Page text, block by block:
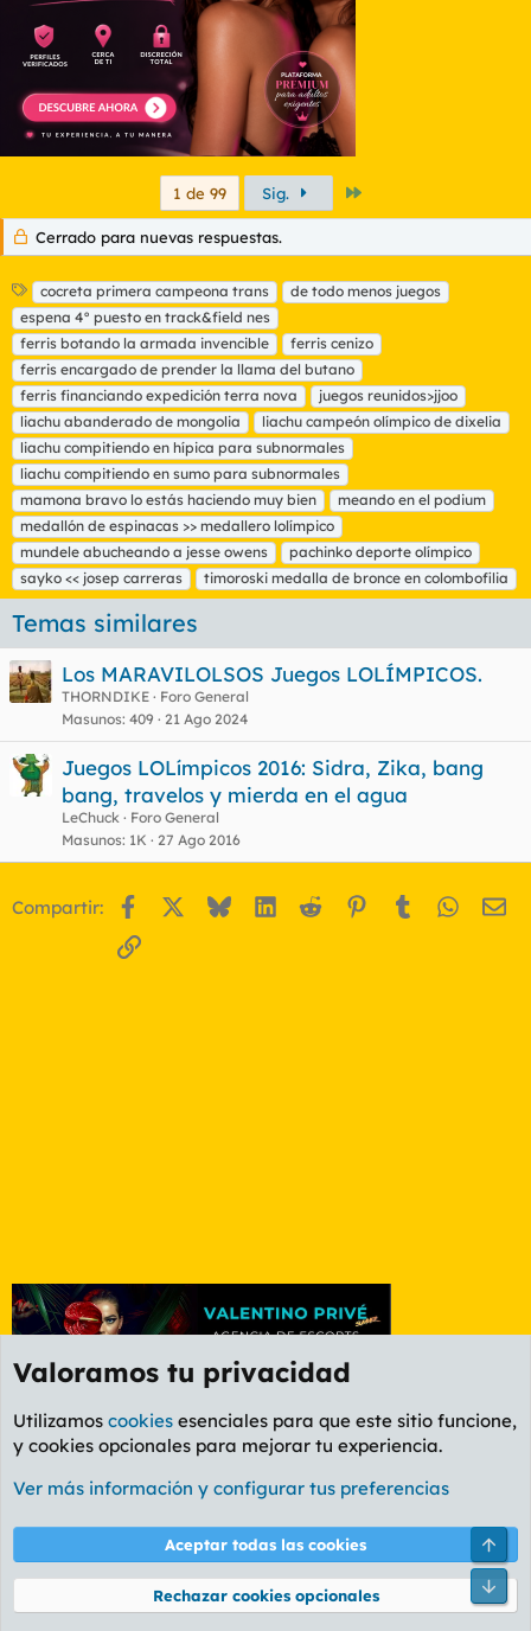
1 de 99 Sig.
Cerrado para nuevas respuestas.
E
t
i
q
u
e
t
a
s
cocreta primera campeona trans
de todo menos juegos
espena 4° puesto en track&field nes
ferris botando la armada invencible
ferris cenizo
ferris encargado de prender la llama del butano
ferris financiando expedición terra nova
juegos reunidos>jjoo
liachu abanderado de mongolia
liachu campeón olímpico de dixelia
liachu compitiendo en hípica para subnormales
liachu compitiendo en sumo para subnormales
mamona bravo lo estás haciendo muy bien
meando en el podium
medallón de espinacas >> medallero lolímpico
mundele abucheando a jesse owens
pachinko deporte olímpico
sayko << josep carreras
timoroski medalla de bronce en colombofilia
Temas similares
Los MARAVILOLSOS Juegos LOLÍMPICOS.
THORNDIKE
Foro General
Masunos 409 21 Ago 2024
Juegos LOLímpicos 2016: Sidra, Zika, bang
bang, travelos y mierda en el agua
LeChuck
Foro General
Masunos 1K 27 Ago 2016
Compartir: Facebook BlueskyLinkedIn
Reddit Pinterest
Tumblr
Enlace
Foro Deportes
Cookies
PL OLDSTYLE AMARILLO
Términos y reglas Política de privacidad Ayuda
Community platform by XenForo® © 2010-2026 XenForo Ltd.
Valoramos tu privacidad
Utilizamos cookies esenciales para que este sitio funcione,
y cookies opcionales para mejorar tu experiencia.
Ver más información y configurar tus preferencias
Aceptar todas las cookies
Rechazar cookies opcionales
Pie